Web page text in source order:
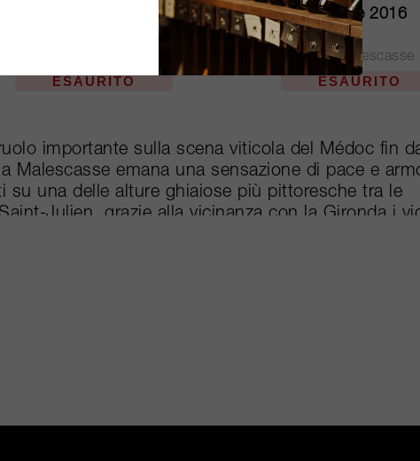
ESAURITO
Malescasse 2016
Château Malescasse
ESAURITO
importante sulla scena viticola del Médoc fin
Malescasse emana una sensazione di pace e
su una delle alture ghiaiose più pittoresche tra le
Julien, grazie alla vicinanza con la Gironda i
terreni ben drenati, ma anche di un microclima
naturali.